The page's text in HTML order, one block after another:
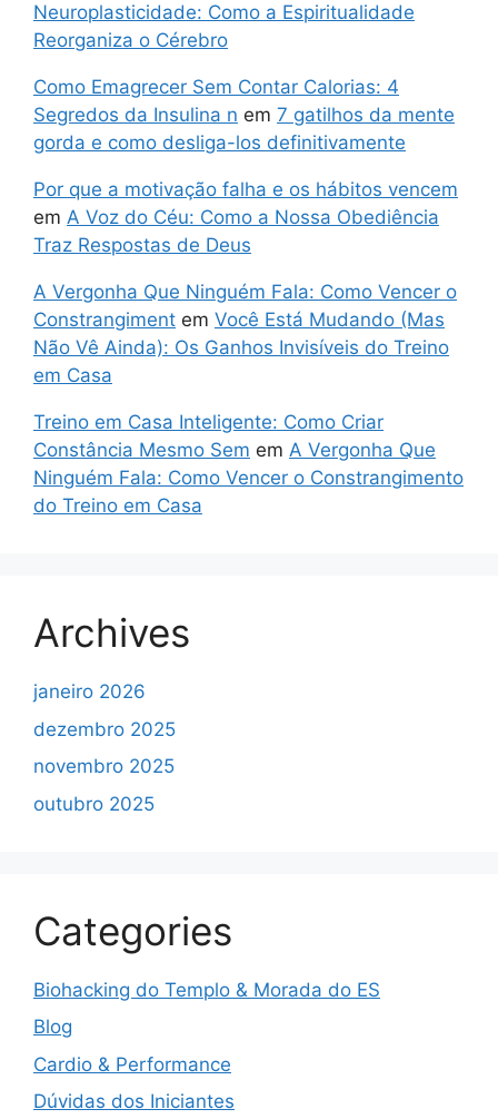
Neuroplasticidade: Como a Espiritualidade
Reorganiza o Cérebro
Como Emagrecer Sem Contar Calorias: 4
Segredos da Insulina n em 7 gatilhos da mente
gorda e como desliga-los definitivamente
Por que a motivação falha e os hábitos vencem
em A Voz do Céu: Como a Nossa Obediência
Traz Respostas de Deus
A Vergonha Que Ninguém Fala: Como Vencer o
Constrangiment em Você Está Mudando (Mas
Não Vê Ainda): Os Ganhos Invisíveis do Treino
em Casa
Treino em Casa Inteligente: Como Criar
Constância Mesmo Sem em A Vergonha Que
Ninguém Fala: Como Vencer o Constrangimento
do Treino em Casa
Archives
janeiro 2026
dezembro 2025
novembro 2025
outubro 2025
Categories
Biohacking do Templo & Morada do ES
Blog
Cardio & Performance
Dúvidas dos Iniciantes